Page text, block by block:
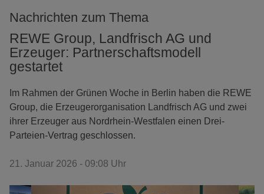
Nachrichten zum Thema
REWE Group, Landfrisch AG und
Erzeuger: Partnerschaftsmodell
gestartet
Im Rahmen der Grünen Woche in Berlin haben die REWE
Group, die Erzeugerorganisation Landfrisch AG und zwei
ihrer Erzeuger aus Nordrhein-Westfalen einen Drei-
Parteien-Vertrag geschlossen.
21. Januar 2026 - 09:08 Uhr